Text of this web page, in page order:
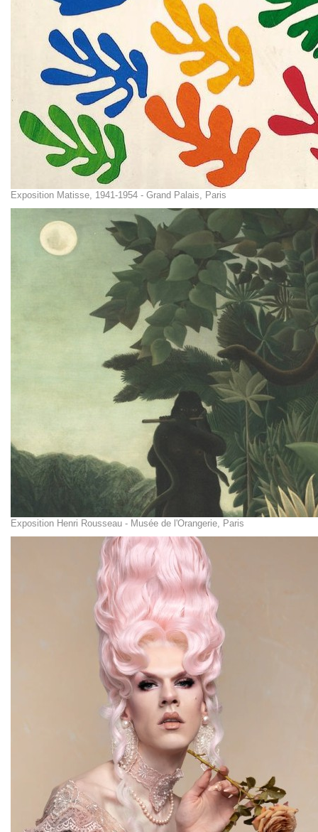
Exposition Matisse, 1941-1954 - Grand Palais, Paris
Exposition Henri Rousseau - Musée de l'Orangerie, Paris